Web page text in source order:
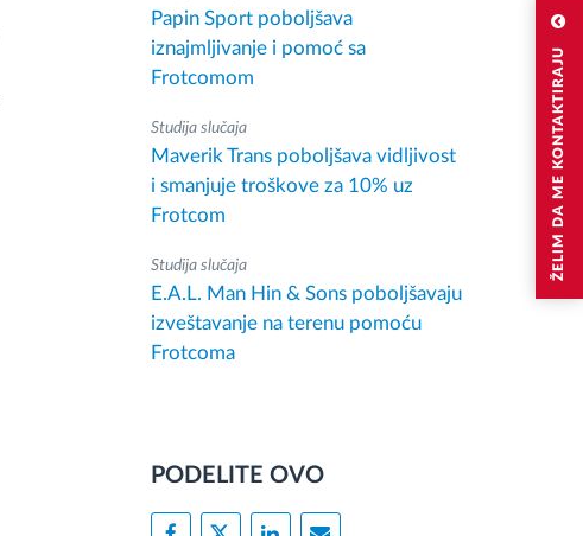
ŽELIM DA ME KONTAKTIRAJU
Papin Sport poboljšava
iznajmljivanje i pomoć sa
Frotcomom
Studija slučaja
Maverik Trans poboljšava vidljivost
i smanjuje troškove za 10% uz
Frotcom
Studija slučaja
E.A.L. Man Hin & Sons poboljšavaju
izveštavanje na terenu pomoću
Frotcoma
PODELITE OVO